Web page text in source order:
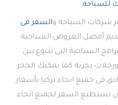
شركات السياحة والسفر فى
أفضل العروض السياحية
السياحية التى تتنوع بين
بحرية كما يمكنك الحجز
في جميع انحاء تركيا بأسعار
تستطيع السفر لجميع انحاء